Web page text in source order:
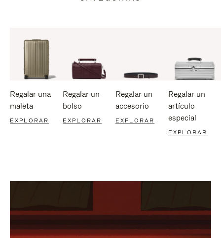
Regalar una
maleta
EXPLORAR
Regalar un
bolso
EXPLORAR
Regalar un
accesorio
EXPLORAR
Regalar un
artículo
especial
EXPLORAR